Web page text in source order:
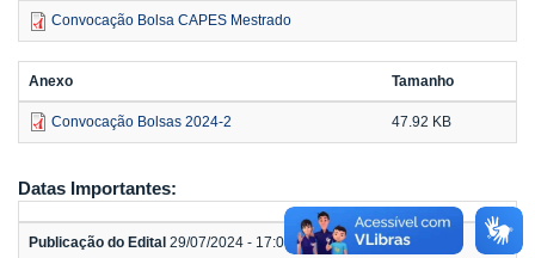
Convocação Bolsa CAPES Mestrado
Anexo Tamanho
Convocação Bolsas 2024-2 47.92 KB
Datas Importantes:
Publicação do Edital 29/07/2024 - 17:00 à 15/08/2024 - 23:45